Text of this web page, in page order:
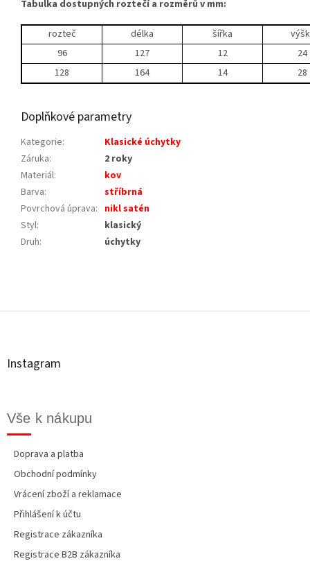
Tabulka dostupných roztečí a rozměrů v mm:
rozteč délka šířka
96
127 12
24
128
164 14 28
Doplňkové parametry
Kategorie:
Klasické úchytky
Záruka:
2 roky
Materiál:
kov
Barva:
stříbrná
Povrchová úprava: nikl satén
Styl:
klasický
Druh: úchytky
á
Instagram
Vše k nákupu
Doprava a platba
Obchodní podmínky
Vrácení zboží a reklamace
Přihlášení k účtu
Registrace zákazníka
Registrace B2B zákazníka